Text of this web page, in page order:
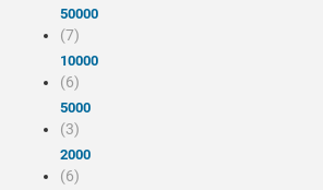
50000
(7)
10000
(6)
5000
(3)
2000
(6)